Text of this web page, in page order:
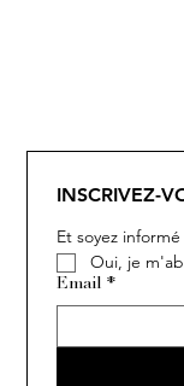
INSCRIVEZ-
Et soyez
Oui, je
Email *